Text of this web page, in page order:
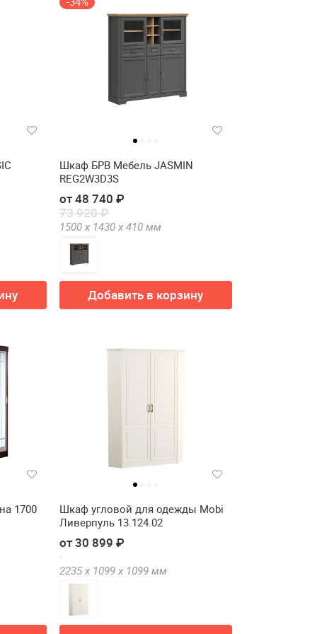
Шкаф БРВ Мебель JASMIN
REG2W3D3S
от 48 740 ₽
73 920 ₽
1500 х 1430 х 410 мм
Добавить в корзину
1700
Шкаф угловой для одежды Mobi
Ливерпуль 13.124.02
от 30 899 ₽
2235 х 1099 х 1099 мм